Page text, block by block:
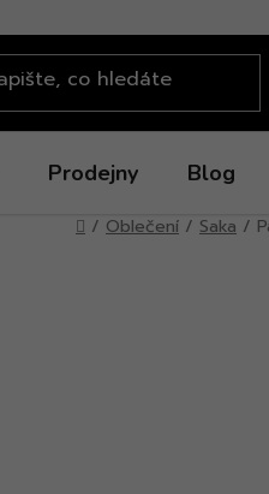
Prodejny Blog
Domů
/ Oblečení / Saka /